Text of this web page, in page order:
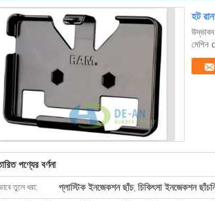
হট
মেশিন
পণ্যের বর্ণনা
তুলে ধরা: প্লাস্টিক ইনজেকশন ছাঁচ, চিকিৎসা ইনজেকশন